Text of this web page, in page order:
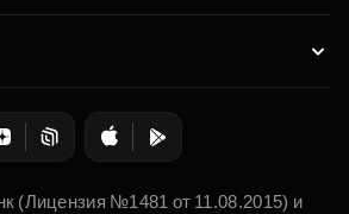
(Лицензия №1481 от 11.08.2015) и